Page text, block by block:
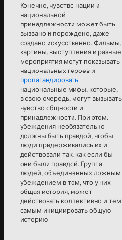
Конечно, чувство нации и
национальной
принадлежности может быть
вызвано и порождено, даже
создано искусственно. Фильмы,
картины, выступления и разные
мероприятия могут показывать
национальных героев и
пропагандировать
национальные мифы, которые,
в свою очередь, могут вызывать
чувство общности и
принадлежности. При этом,
убеждения необязательно
должны быть правдой, чтобы
люди придерживались их и
действовали так, как если бы
они были правдой. Группа
людей, объединенных ложным
убеждением в том, что у них
общая история, может
действовать коллективно и тем
самым инициировать общую
историю.